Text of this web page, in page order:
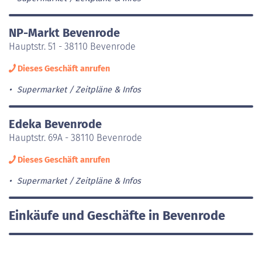
NP-Markt Bevenrode
Hauptstr. 51 - 38110 Bevenrode
Dieses Geschäft anrufen
Supermarket Zeitpläne & Infos
Edeka Bevenrode
Hauptstr. 69A - 38110 Bevenrode
Dieses Geschäft anrufen
Supermarket Zeitpläne & Infos
Einkäufe und Geschäfte in Bevenrode